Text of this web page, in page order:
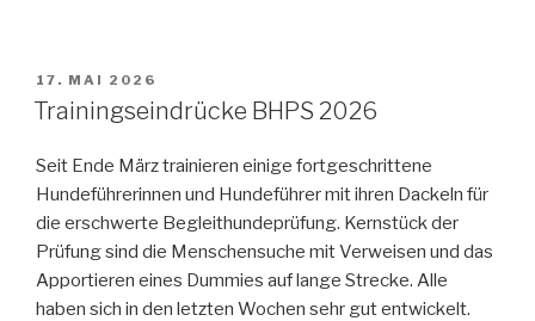
VERÖFFENTLICHT
AM
17. MAI 2026
Trainingseindrücke BHPS 2026
Seit Ende März trainieren einige fortgeschrittene
Hundeführerinnen und Hundeführer mit ihren Dackeln für
die erschwerte Begleithundeprüfung. Kernstück der
Prüfung sind die Menschensuche mit Verweisen und das
Apportieren eines Dummies auf lange Strecke. Alle
haben sich in den letzten Wochen sehr gut entwickelt.